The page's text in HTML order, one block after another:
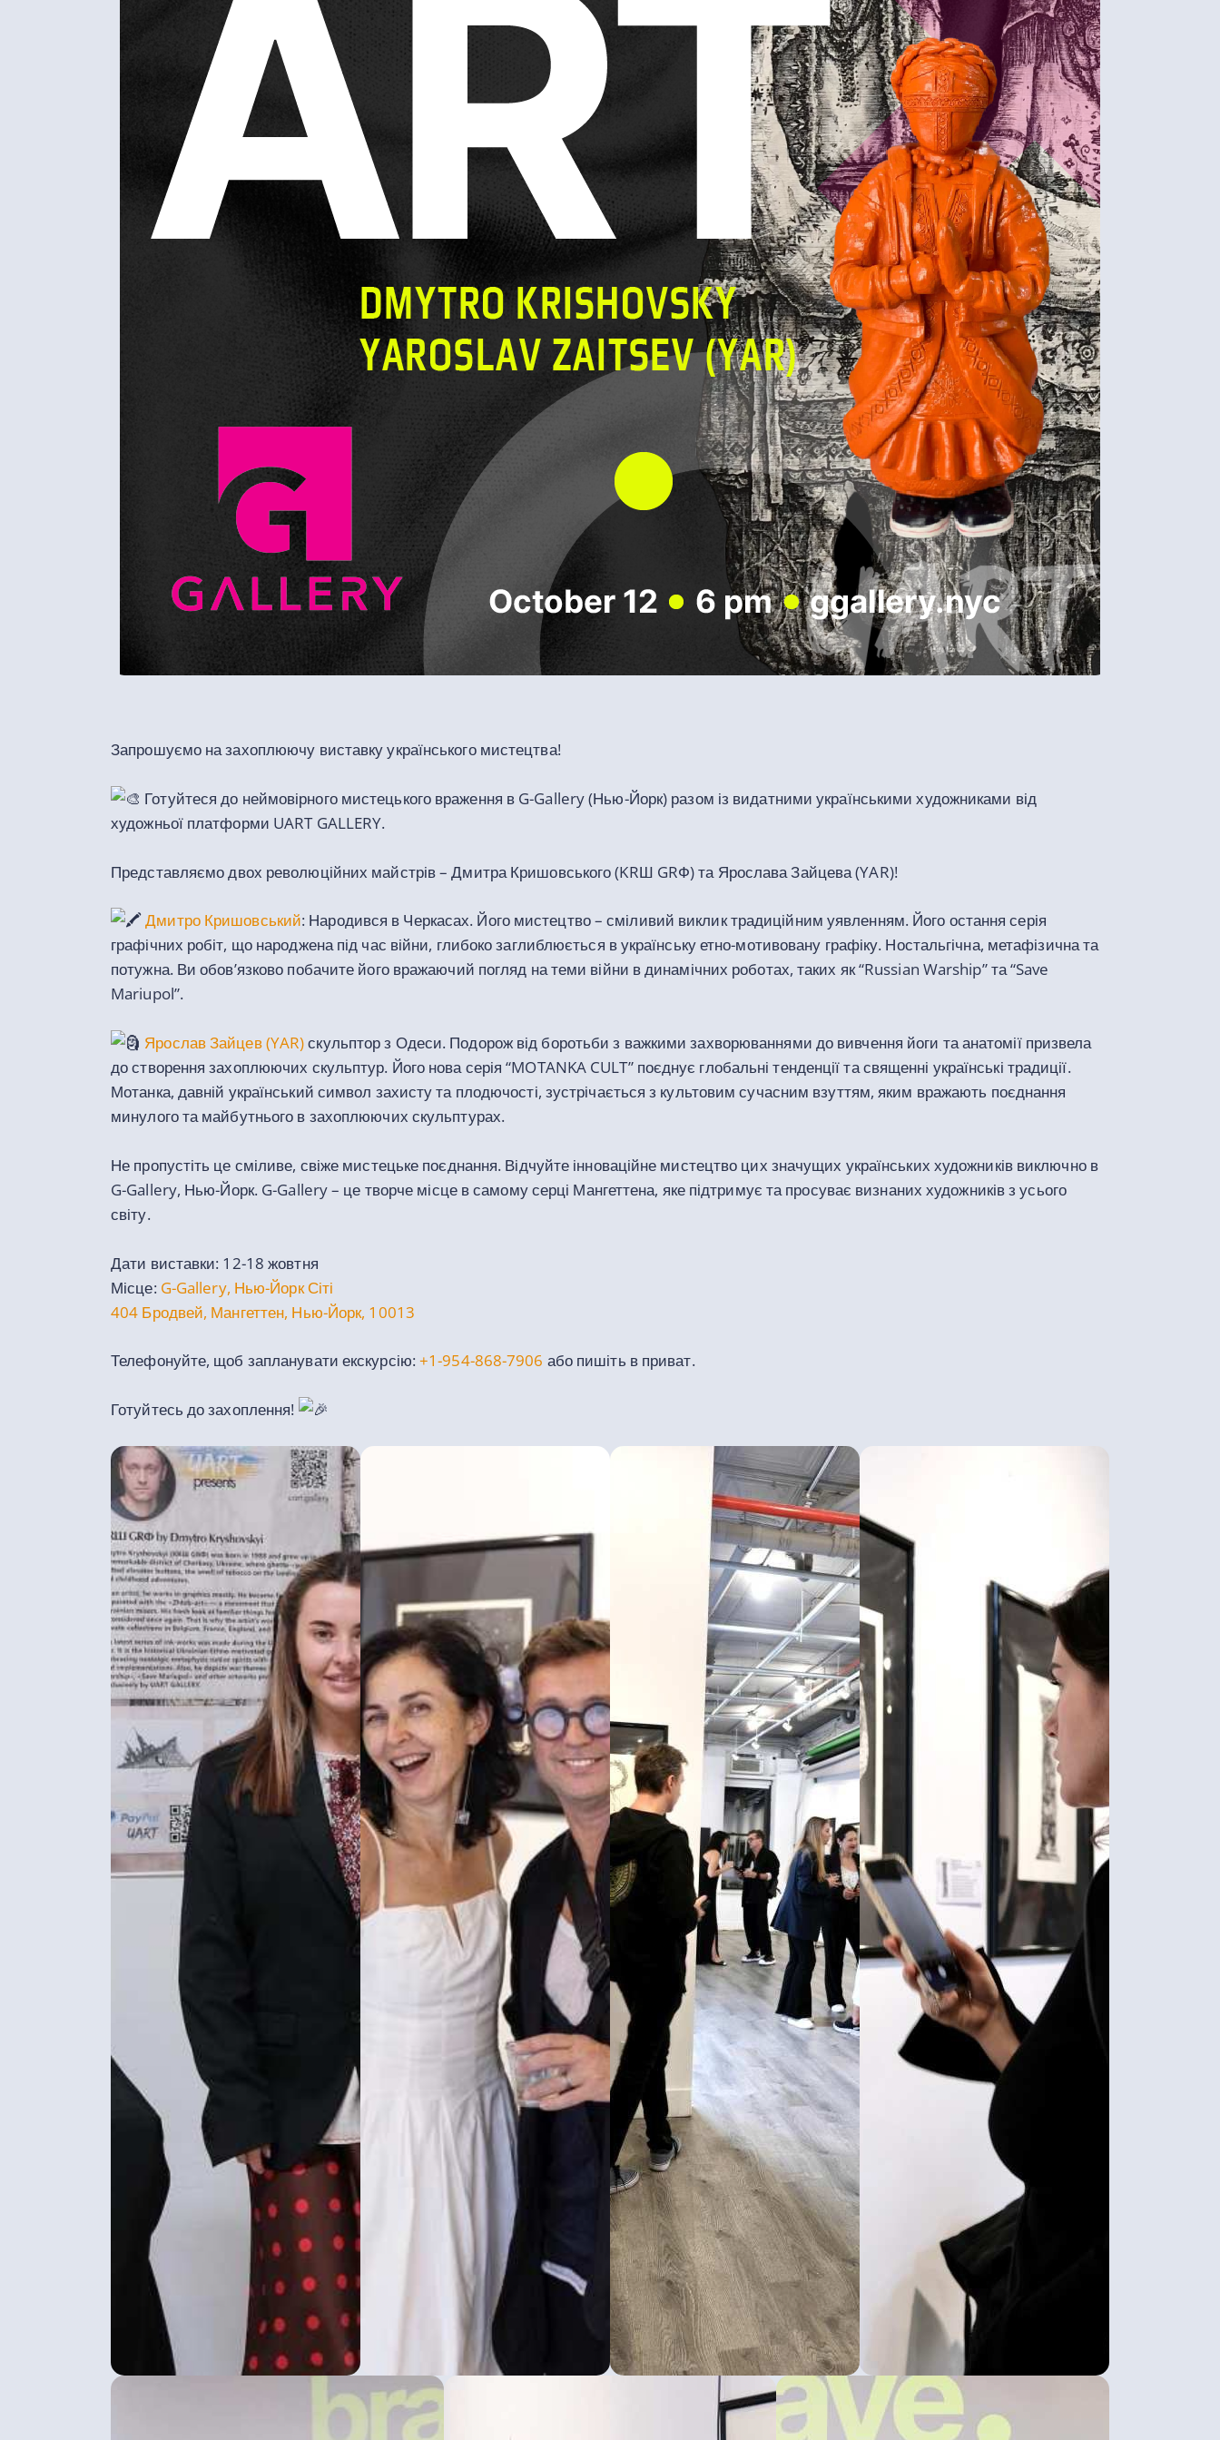
Запрошуємо на захоплюючу виставку українського мистецтва!
Готуйтеся до неймовірного мистецького враження в G-Gallery (Нью-Йорк) разом із видатними українськими художниками від
художньої платформи UART GALLERY.
Представляємо двох революційних майстрів – Дмитра Кришовського (KRШ GRФ) та Ярослава Зайцева (YAR)!
Дмитро Кришовський: Народився в Черкасах. Його мистецтво – сміливий виклик традиційним уявленням. Його остання серія
графічних робіт, що народжена під час війни, глибоко заглиблюється в українську етно-мотивовану графіку. Ностальгічна, метафізична та
потужна. Ви обовʼязково побачите його вражаючий погляд на теми війни в динамічних роботах, таких як “Russian Warship” та “Save
Mariupol”.
Ярослав Зайцев (YAR)скульптор з Одеси. Подорож від боротьби з важкими захворюваннями до вивчення йоги та анатомії призвела
до створення захоплюючих скульптур. Його нова серія “MOTANKA CULT” поєднує глобальні тенденції та священні українські традиції.
Мотанка, давній український символ захисту та плодючості, зустрічається з культовим сучасним взуттям, яким вражають поєднання
минулого та майбутнього в захоплюючих скульптурах.
Не пропустіть це сміливе, свіже мистецьке поєднання. Відчуйте інноваційне мистецтво цих значущих українських художників виключно в
G-Gallery, Нью-Йорк. G-Gallery – це творче місце в самому серці Мангеттена, яке підтримує та просуває визнаних художників з усього
світу.
Дати виставки: 12-18 жовтня
Місце: G-Gallery, Нью-Йорк Сіті
404 Бродвей, Мангеттен, Нью-Йорк, 10013
Телефонуйте, щоб запланувати екскурсію:+1-954-868-7906 або пишіть в приват.
Готуйтесь до захоплення!